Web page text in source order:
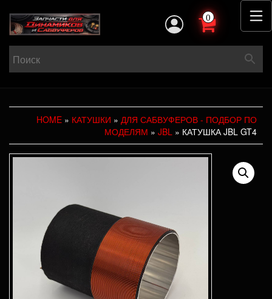
0
HOME » КАТУШКИ » ДЛЯ САБВУФЕРОВ - ПОДБОР ПО
МОДЕЛЯМ » JBL » КАТУШКА JBL GT4